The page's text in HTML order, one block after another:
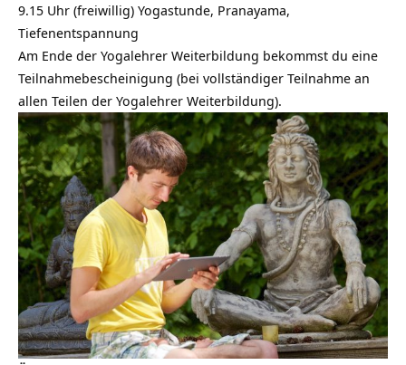
9.15 Uhr (freiwillig) Yogastunde, Pranayama,
Tiefenentspannung
Am Ende der Yogalehrer Weiterbildung bekommst du eine
Teilnahmebescheinigung (bei vollständiger Teilnahme an
allen Teilen der Yogalehrer Weiterbildung).